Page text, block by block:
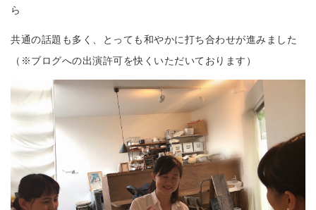
ら
共通の話題も多く、とっても和やかに打ち合わせが進みました
（※ブログへの出演許可を快くいただいております）